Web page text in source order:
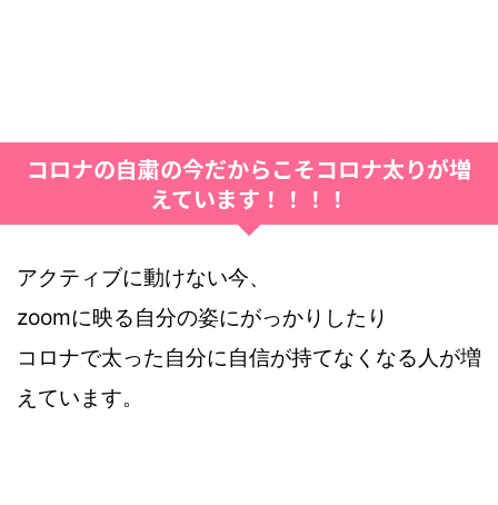
コロナの自粛の今だからこそコロナ太りが増
えています！！！！
アクティブに動けない今、
zoomに映る自分の姿にがっかりしたり
コロナで太った自分に自信が持てなくなる人が増
えています。